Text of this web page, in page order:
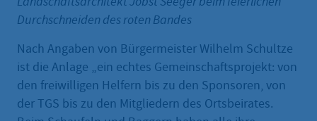
Durchschneiden des roten Bandes
Nach Angaben von Bürgermeister Wilhelm Schultze
ist die Anlage „ein echtes Gemeinschaftsprojekt: von
den freiwilligen Helfern bis zu den Sponsoren, von
der TGS bis zu den Mitgliedern des Ortsbeirates.